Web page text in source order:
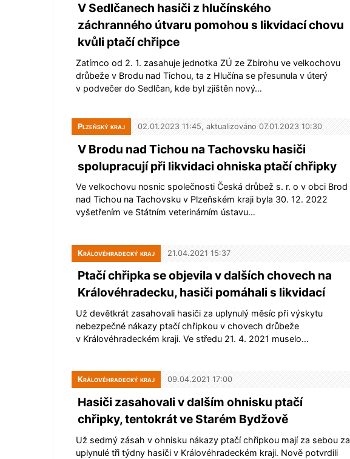
V Sedlčanech hasiči z hlučínského
záchranného útvaru pomohou s likvidací chovu
kvůli ptačí chřipce
Zatímco od 2. 1. zasahuje jednotka ZÚ ze Zbirohu ve velkochovu
drůbeže v Brodu nad Tichou, ta z Hlučína se přesunula v úterý
v podvečer do Sedlčan, kde byl zjištěn nový…
Plzeňský kraj 02.01.2023 11:45, aktualizováno 07.01.2023 10:30
V Brodu nad Tichou na Tachovsku hasiči
spolupracují při likvidaci ohniska ptačí chřipky
Ve velkochovu nosnic společnosti Česká drůbež s. r. o v obci Brod
nad Tichou na Tachovsku v Plzeňském kraji byla 30. 12. 2022
vyšetřením ve Státním veterinárním ústavu…
Královéhradecký kraj 21.04.2021 15:37
Ptačí chřipka se objevila v dalších chovech na
Královéhradecku, hasiči pomáhali s likvidací
Už devětkrát zasahovali hasiči za uplynulý měsíc při výskytu
nebezpečné nákazy ptačí chřipkou v chovech drůbeže
v Královéhradeckém kraji. Ve středu 21. 4. 2021 muselo…
Královéhradecký kraj 09.04.2021 17:00
Hasiči zasahovali v dalším ohnisku ptačí
chřipky, tentokrát ve Starém Bydžově
Už sedmý zásah v ohnisku nákazy ptačí chřipkou mají za sebou za
uplynulé tři týdny hasiči v Královéhradeckém kraji. Nově potvrdili